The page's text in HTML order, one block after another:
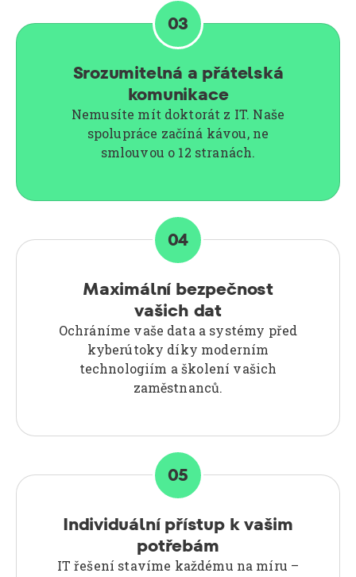
Srozumitelná a přátelská
komunikace
Nemusíte mít doktorát z IT. Naše
spolupráce začíná kávou, ne
smlouvou o 12 stranách.
03
Maximální bezpečnost
vašich dat
Ochráníme vaše data a systémy před
kyberútoky díky moderním
technologiím a školení vašich
zaměstnanců.
04
Individuální přístup k vašim
potřebám
IT řešení stavíme každému na míru –
05